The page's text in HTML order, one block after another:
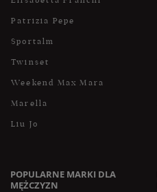
Patrizia Pepe
Sportalm
Twinset
Weekend Max Mara
Marella
Liu Jo
POPULARNE MARKI DLA
MĘŻCZYZN